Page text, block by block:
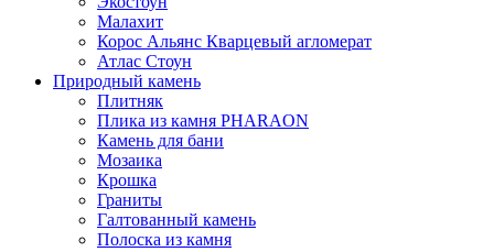
Малахит
Корос Альянс Кварцевый агломерат
Атлас Стоун
Природный камень
Плитняк
Плика из камня PHARAON
Камень для бани
Мозаика
Крошка
Граниты
Галтованный камень
Полоска из камня